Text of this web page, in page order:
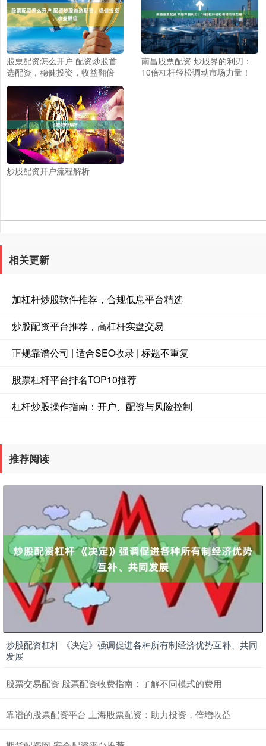
股票配资怎么开户 配资炒股首
选配资，稳健投资，收益翻倍
南昌股票配资 炒股界的利刃：
10倍杠杆轻松调动市场力量！
炒股配资开户流程解析
相关更新
加杠杆炒股软件推荐，合规低息平台精选
炒股配资平台推荐，高杠杆实盘交易
正规靠谱公司 | 适合SEO收录 | 标题不重复
股票杠杆平台排名TOP10推荐
杠杆炒股操作指南：开户、配资与风险控制
推荐阅读
炒股配资杠杆 《决定》强调促进各种所有制经济优势互补、共同
发展
股票交易配资 股票配资收费指南：了解不同模式的费用
靠谱的股票配资平台 上海股票配资：助力投资，倍增收益